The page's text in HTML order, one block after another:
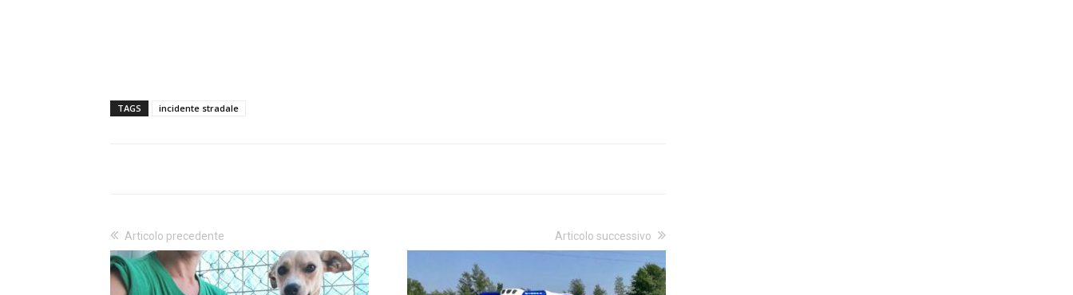
TAGS incidente stradale
Articolo precedente Articolo successivo